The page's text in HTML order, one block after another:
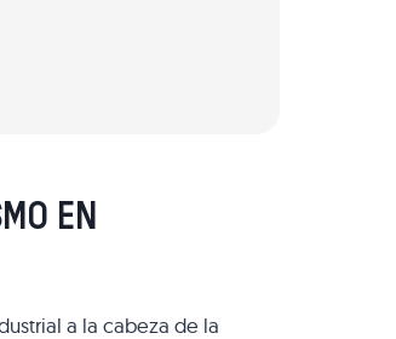
EN
a la cabeza de la